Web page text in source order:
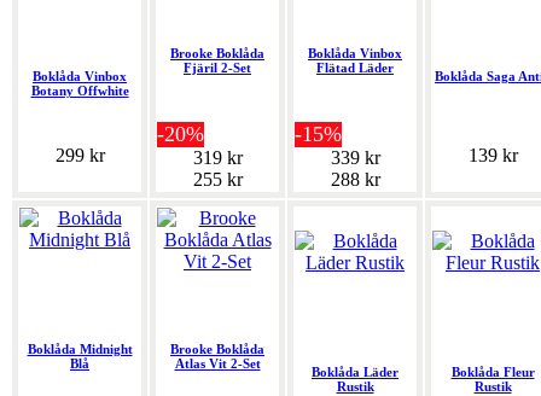
Boklåda Vinbox
Botany Offwhite
299 kr
Brooke Boklåda
Fjäril 2-Set
-20%
319 kr
255 kr
Boklåda Vinbox
Flätad Läder
-15%
339 kr
288 kr
Boklåda Saga
139 kr
Boklåda Midnight
Blå
Brooke Boklåda
Atlas Vit 2-Set
Boklåda Läder
Rustik
Boklåda Fleur
Rustik